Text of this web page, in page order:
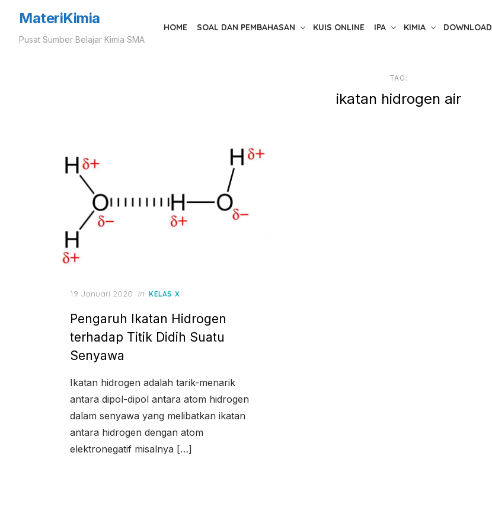
MateriKimia
Pusat Sumber Belajar Kimia SMA
HOME SOAL DAN PEMBAHASAN KUIS ONLINE IPA KIMIA DOWNLOAD
TAG:
ikatan hidrogen air
Posted
19 Januari 2020 in KELAS X
Pengaruh Ikatan Hidrogen
terhadap Titik Didih Suatu
Senyawa
Ikatan hidrogen adalah tarik-menarik
antara dipol-dipol antara atom hidrogen
dalam senyawa yang melibatkan ikatan
antara hidrogen dengan atom
elektronegatif misalnya […]